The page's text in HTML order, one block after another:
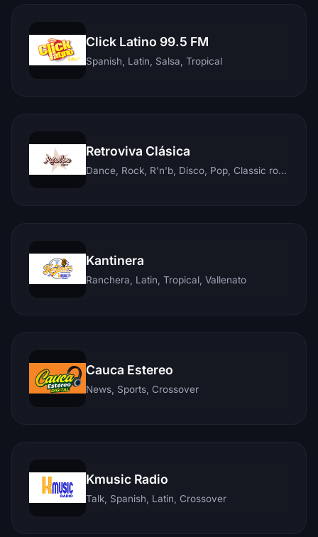
Click Latino 99.5 FM
Spanish, Latin, Salsa, Tropical
Retroviva Clásica
Dance, Rock, R'n'b, Disco, Pop, Classic rock, Techno, Reggae
Kantinera
Ranchera, Latin, Tropical, Vallenato
Cauca Estereo
News, Sports, Crossover
Kmusic Radio
Talk, Spanish, Latin, Crossover